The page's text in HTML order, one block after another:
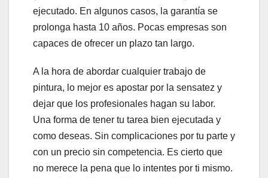
ejecutado. En algunos casos, la garantía se
prolonga hasta 10 años. Pocas empresas son
capaces de ofrecer un plazo tan largo.
A la hora de abordar cualquier trabajo de
pintura, lo mejor es apostar por la sensatez y
dejar que los profesionales hagan su labor.
Una forma de tener tu tarea bien ejecutada y
como deseas. Sin complicaciones por tu parte y
con un precio sin competencia. Es cierto que
no merece la pena que lo intentes por ti mismo.